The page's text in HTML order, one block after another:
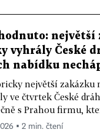
největší
vyhrály České
nabídku
největší zakázku
ve čtvrtek České
s Prahou firmu,
▪ 2 min. čtení